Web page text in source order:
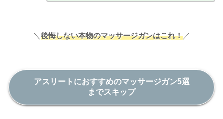
＼ 後悔しない本物のマッサージガンはこれ！／
アスリートにおすすめのマッサージガン5選
までスキップ